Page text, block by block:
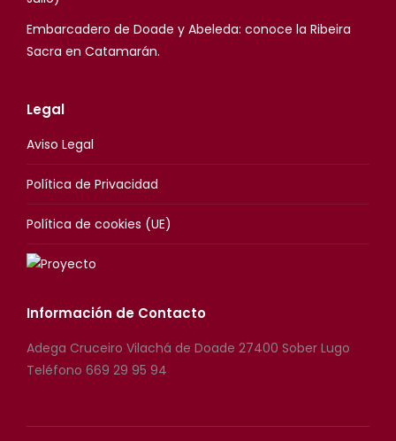
Embarcadero de Doade y Abeleda: conoce la Ribeira
Sacra en Catamarán.
Legal
Aviso Legal
Política de Privacidad
Política de cookies (UE)
Información de Contacto
Adega Cruceiro Vilachá de Doade 27400 Sober Lugo
Teléfono 669 29 95 94